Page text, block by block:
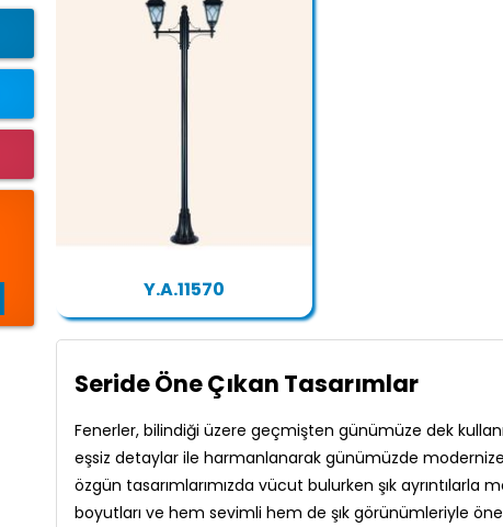
Y.A.11570
Seride Öne Çıkan Tasarımlar
Fenerler, bilindiği üzere geçmişten günümüze dek
eşsiz detaylar ile harmanlanarak günümüzde
özgün tasarımlarımızda vücut bulurken şık
boyutları ve hem sevimli hem de şık görünümleriyle